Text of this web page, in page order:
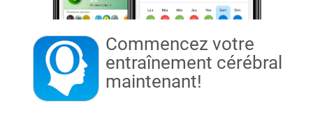
Commencez votre
entraînement cérébral
maintenant!